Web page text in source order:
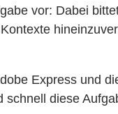
vor: Dabei
Express und
diese